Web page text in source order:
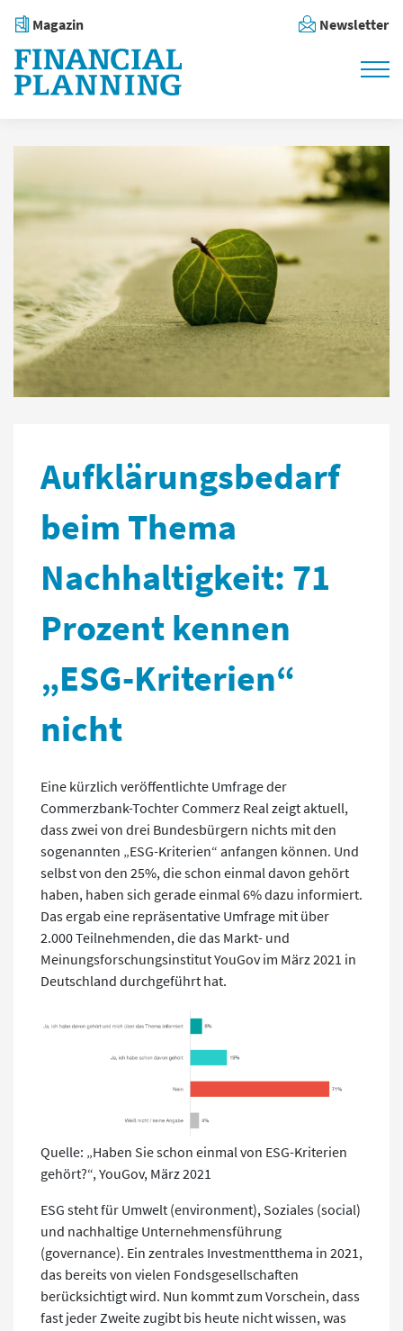
Magazin Newsletter
Aufklärungsbedarf
beim Thema
Nachhaltigkeit: 71
Prozent kennen
„ESG-Kriterien“
nicht
Eine kürzlich veröffentlichte Umfrage der
Commerzbank-Tochter Commerz Real zeigt aktuell,
dass zwei von drei Bundesbürgern nichts mit den
sogenannten „ESG-Kriterien“ anfangen können. Und
selbst von den 25%, die schon einmal davon gehört
haben, haben sich gerade einmal 6% dazu informiert.
Das ergab eine repräsentative Umfrage mit über
2.000 Teilnehmenden, die das Markt- und
Meinungsforschungsinstitut YouGov im März 2021 in
Deutschland durchgeführt hat.
Quelle: „Haben Sie schon einmal von ESG-Kriterien
gehört?“, YouGov, März 2021
ESG steht für Umwelt (environment), Soziales (social)
und nachhaltige Unternehmensführung
(governance). Ein zentrales Investmentthema in 2021,
das bereits von vielen Fondsgesellschaften
berücksichtigt wird. Nun kommt zum Vorschein, dass
fast jeder Zweite zugibt bis heute nicht wissen, was